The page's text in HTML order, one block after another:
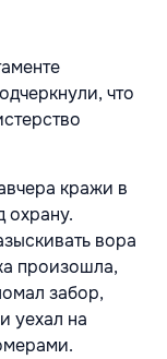
что
кражи в
охрану.
вора
произошла,
забор,
уехал на